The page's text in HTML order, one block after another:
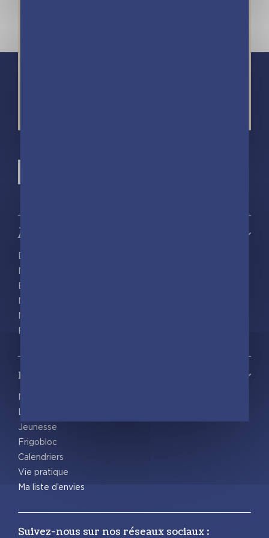
À propos
Découvrir playBac
Nos actualités
Espace pro
Nous rejoindre
Nous contacter
Foreign rights
Notre catalogue
Nos nouveautés
Jeunesse
Frigobloc
Calendriers
Vie pratique
Ma liste d’envies
Suivez-nous sur nos réseaux sociaux :